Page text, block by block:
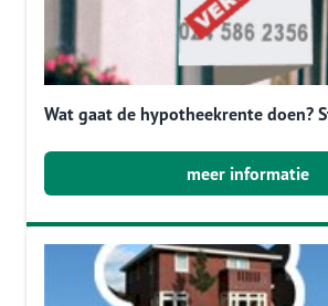
Wat gaat de hypotheekrente doen?
meer informatie